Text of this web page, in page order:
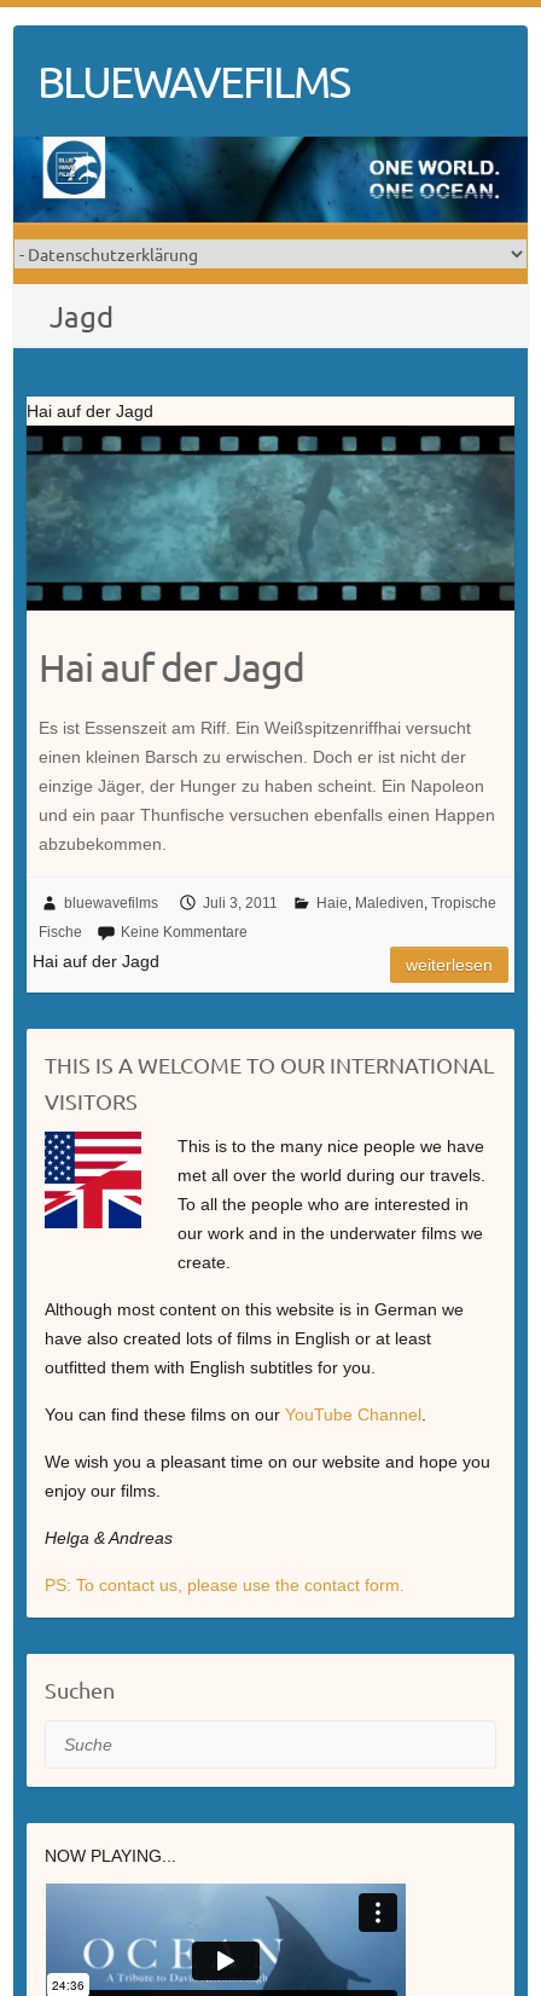
contentBLUEWAVEFILMS
Jagd
Hai auf der Jagd
Hai auf der Jagd
Es ist Essenszeit am Riff. Ein Weißspitzenriffhai versucht
einen kleinen Barsch zu erwischen. Doch er ist nicht der
einzige Jäger, der Hunger zu haben scheint. Ein Napoleon
und ein paar Thunfische versuchen ebenfalls einen Happen
abzubekommen.
bluewavefilms Juli 3, 2011 Haie, Malediven, Tropische
Fische
Keine Kommentare
Hai auf der Jagd weiterlesen
THIS IS A WELCOME TO OUR INTERNATIONAL
VISITORS
This is to the many nice people we have
met all over the world during our travels.
To all the people who are interested in
our work and in the underwater films we
create.
Although most content on this website is in German we
have also created lots of films in English or at least
outfitted them with English subtitles for you.
You can find these films on our YouTube Channel.
We wish you a pleasant time on our website and hope you
enjoy our films.
Helga & Andreas
PS: To contact us, please use the contact form.
Suchen
Suche
NOW PLAYING...